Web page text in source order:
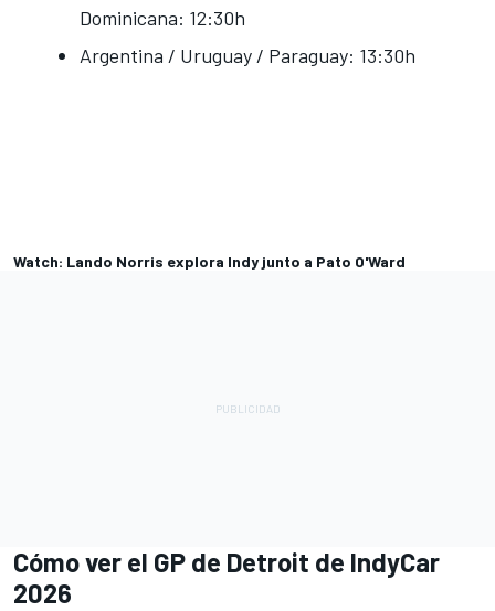
Dominicana: 12:30h
Argentina / Uruguay / Paraguay: 13:30h
Watch: Lando Norris explora Indy junto a Pato O'Ward
Cómo ver el GP de Detroit de IndyCar
2026